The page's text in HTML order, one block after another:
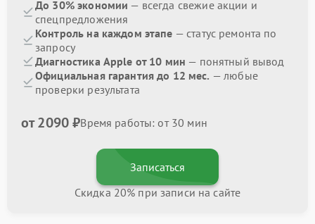
До 30% экономии — всегда свежие акции и
спецпредложения
Контроль на каждом этапе — статус ремонта по
запросу
Диагностика Apple от 10 мин — понятный вывод
Официальная гарантия до 12 мес. — любые
проверки результата
от 2090 ₽Время работы: от 30 мин
Записаться
Скидка 20% при записи на сайте